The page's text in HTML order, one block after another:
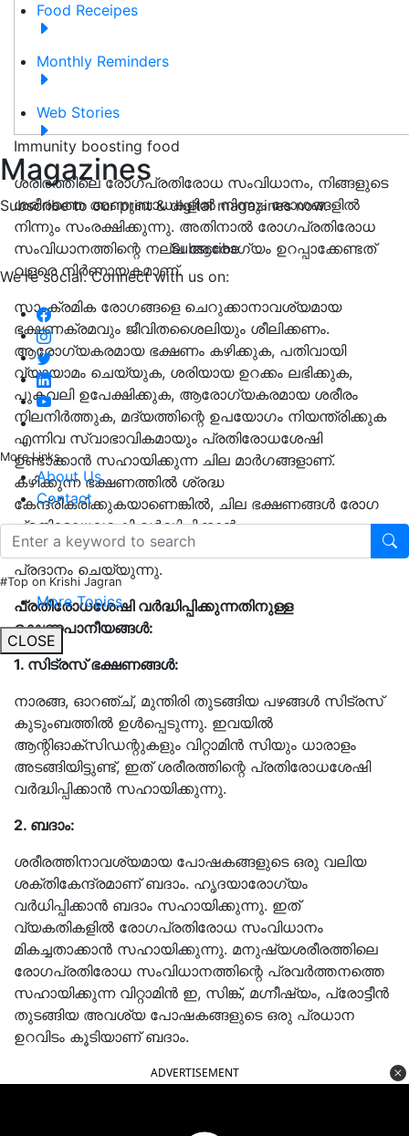
Food Receipes
Monthly Reminders
Web Stories
Magazines
Subscribe to our print & digital magazines now.
Subscribe
We're social. Connect with us on:
More Links
About Us
Contact
#Top on Krishi Jagran
More Topics
CLOSE
Immunity boosting food
ശരീരത്തിലെ രോഗപ്രതിരോധ സംവിധാനം, നിങ്ങളുടെ
ശരീരത്തെ അണുബാധകളിൽ നിന്നും രോഗങ്ങളിൽ
നിന്നും സംരക്ഷിക്കുന്നു. അതിനാൽ രോഗപ്രതിരോധ
സംവിധാനത്തിന്റെ നല്ല ആരോഗ്യം ഉറപ്പാക്കേണ്ടത്
വളരെ നിർണായകമാണ്.
സാംക്രമിക രോഗങ്ങളെ ചെറുക്കാനാവശ്യമായ
ഭക്ഷണക്രമവും ജീവിതശൈലിയും ശീലിക്കണം.
ആരോഗ്യകരമായ ഭക്ഷണം കഴിക്കുക, പതിവായി
വ്യായാമം ചെയ്യുക, ശരിയായ ഉറക്കം ലഭിക്കുക,
പുകവലി ഉപേക്ഷിക്കുക, ആരോഗ്യകരമായ ശരീരം
നിലനിർത്തുക, മദ്യത്തിന്റെ ഉപയോഗം നിയന്ത്രിക്കുക
എന്നിവ സ്വാഭാവികമായും പ്രതിരോധശേഷി
ഉണ്ടാക്കാൻ സഹായിക്കുന്ന ചില മാർഗങ്ങളാണ്.
കഴിക്കുന്ന ഭക്ഷണത്തിൽ ശ്രദ്ധ
കേന്ദ്രീകരിക്കുകയാണെങ്കിൽ, ചില ഭക്ഷണങ്ങൾ രോഗ
പ്രതിരോധശേഷി വർദ്ധിപ്പിക്കാൻ
സഹായിക്കാനാവശ്യമായ പോഷകങ്ങൾ ശരീരത്തിനു
പ്രദാനം ചെയ്യുന്നു.
പ്രതിരോധശേഷി വർദ്ധിപ്പിക്കുന്നതിനുള്ള
ഭക്ഷണപാനീയങ്ങൾ:
1. സിട്രസ് ഭക്ഷണങ്ങൾ:
നാരങ്ങ, ഓറഞ്ച്, മുന്തിരി തുടങ്ങിയ പഴങ്ങൾ സിട്രസ്
കുടുംബത്തിൽ ഉൾപ്പെടുന്നു. ഇവയിൽ
ആന്റിഓക്‌സിഡന്റുകളും വിറ്റാമിൻ സിയും ധാരാളം
അടങ്ങിയിട്ടുണ്ട്, ഇത് ശരീരത്തിന്റെ പ്രതിരോധശേഷി
വർദ്ധിപ്പിക്കാൻ സഹായിക്കുന്നു.
2. ബദാം:
ശരീരത്തിനാവശ്യമായ പോഷകങ്ങളുടെ ഒരു വലിയ
ശക്തികേന്ദ്രമാണ് ബദാം. ഹൃദയാരോഗ്യം
വർധിപ്പിക്കാൻ ബദാം സഹായിക്കുന്നു. ഇത്
വ്യകതികളിൽ രോഗപ്രതിരോധ സംവിധാനം
മികച്ചതാക്കാൻ സഹായിക്കുന്നു. മനുഷ്യശരീരത്തിലെ
രോഗപ്രതിരോധ സംവിധാനത്തിന്റെ പ്രവർത്തനത്തെ
സഹായിക്കുന്ന വിറ്റാമിൻ ഇ, സിങ്ക്, മഗ്നീഷ്യം, പ്രോട്ടീൻ
തുടങ്ങിയ അവശ്യ പോഷകങ്ങളുടെ ഒരു പ്രധാന
ഉറവിടം കൂടിയാണ് ബദാം.
ADVERTISEMENT